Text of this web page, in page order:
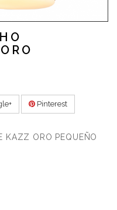
Pinterest
KAZZ ORO PEQUEÑO